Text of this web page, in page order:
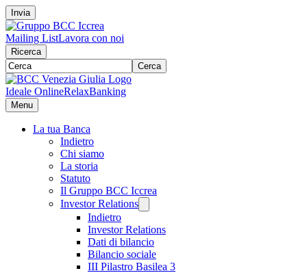
Invia
Mailing ListLavora con noi
Ricerca
Cerca
Ideale OnlineRelaxBanking
Menu
La tua Banca
Indietro
Chi siamo
La storia
Statuto
Il Gruppo BCC Iccrea
Investor Relations
Indietro
Investor Relations
Dati di bilancio
Bilancio sociale
III Pilastro Basilea 3